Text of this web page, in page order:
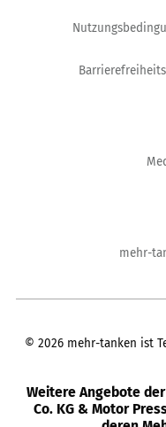
mehr-
© 2026 mehr-tanken ist
Weitere Angebote
Co. KG & Motor